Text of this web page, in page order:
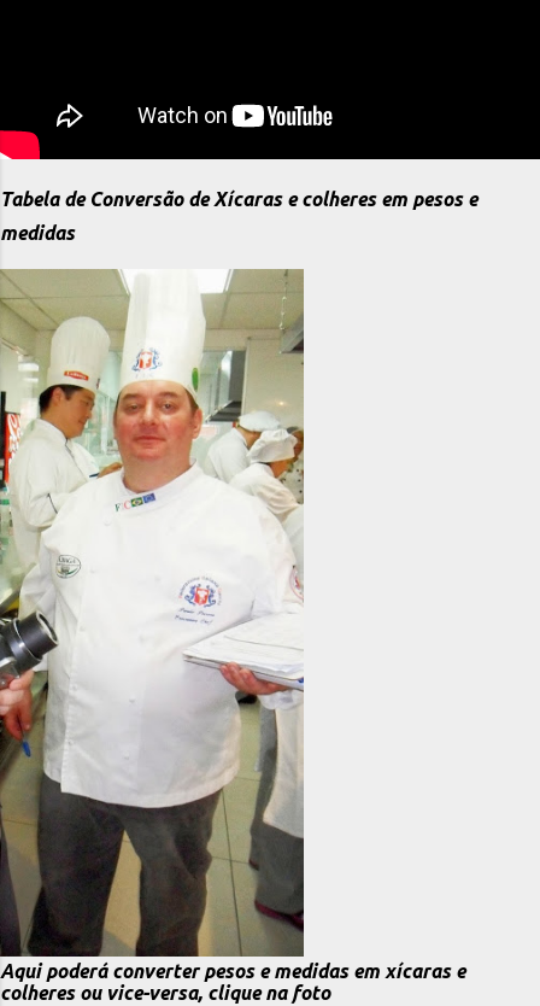
Tabela de Conversão de Xícaras e colheres em pesos e
medidas
Aqui poderá converter pesos e medidas em xícaras e
colheres ou vice-versa, clique na foto